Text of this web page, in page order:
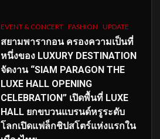
EVENT & CONCERT FASHION UPDATE
สยามพารากอน ครองความเป็นที่
หนึ่งของ LUXURY DESTINATION
จัดงาน “SIAM PARAGON THE
LUXE HALL OPENING
CELEBRATION” เปิดพื้นที่ LUXE
HALL ยกขบวนแบรนด์หรูระดับ
โลกเปิดแฟล็กชิปสโตร์แห่งแรกใน